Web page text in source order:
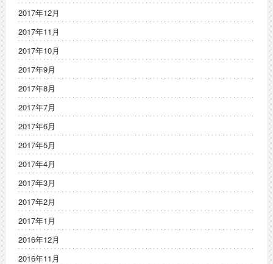
2017年12月
2017年11月
2017年10月
2017年9月
2017年8月
2017年7月
2017年6月
2017年5月
2017年4月
2017年3月
2017年2月
2017年1月
2016年12月
2016年11月